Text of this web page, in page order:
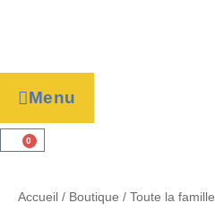
Menu
0
Accueil / Boutique / Toute la famille